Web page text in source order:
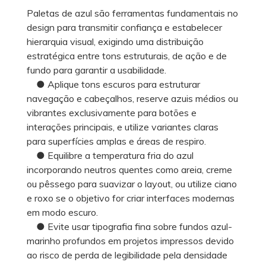
Paletas de azul são ferramentas fundamentais no
design para transmitir confiança e estabelecer
hierarquia visual, exigindo uma distribuição
estratégica entre tons estruturais, de ação e de
fundo para garantir a usabilidade.
● Aplique tons escuros para estruturar
navegação e cabeçalhos, reserve azuis médios ou
vibrantes exclusivamente para botões e
interações principais, e utilize variantes claras
para superfícies amplas e áreas de respiro.
● Equilibre a temperatura fria do azul
incorporando neutros quentes como areia, creme
ou pêssego para suavizar o layout, ou utilize ciano
e roxo se o objetivo for criar interfaces modernas
em modo escuro.
● Evite usar tipografia fina sobre fundos azul-
marinho profundos em projetos impressos devido
ao risco de perda de legibilidade pela densidade